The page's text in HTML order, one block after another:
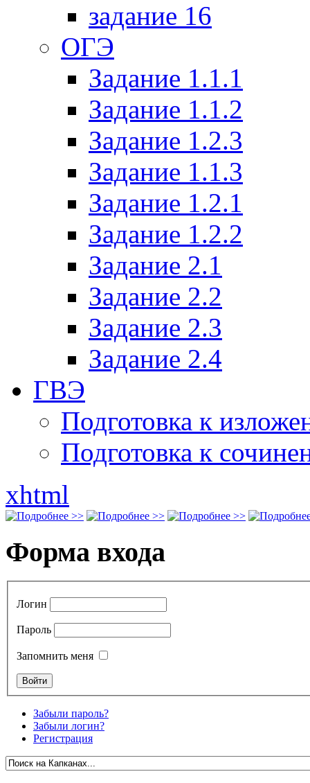
задание 16
ОГЭ
Задание 1.1.1
Задание 1.1.2
Задание 1.2.3
Задание 1.1.3
Задание 1.2.1
Задание 1.2.2
Задание 2.1
Задание 2.2
Задание 2.3
Задание 2.4
ГВЭ
Подготовка к
Подготовка к
xhtml
Форма входа
Логин
Пароль
Запомнить меня
Забыли пароль?
Забыли логин?
Регистрация